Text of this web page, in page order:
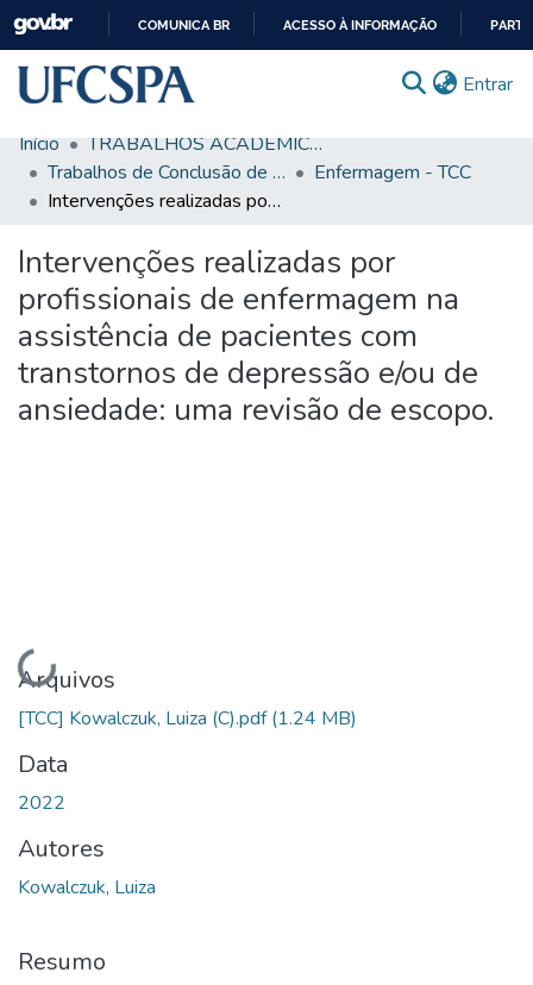
CONTEÚDO
COMUNICA BR ACESSO À INFORMAÇÃO
Entrar
Comunidades & Coleções
Busca Facetada
Estatísticas
Autoarquivamento
Sobre o RI-UFCSPA
FAQ
Início
TRABALHOS ACADÊMICOS
Trabalhos de Conclusão de Curso de Graduação
Enfermagem - TCC
Intervenções realizadas por profissionais de enfermagem na assistência de pacientes com transtornos de depressão e/ou de ansiedade: uma revisão de escopo.
Intervenções realizadas por
profissionais de enfermagem na
assistência de pacientes com
transtornos de depressão e/ou de
ansiedade: uma revisão de escopo.
Carregando...
Arquivos
[TCC] Kowalczuk, Luiza (C).pdf(1.24 MB)
Data
2022
Autores
Kowalczuk, Luiza
Resumo